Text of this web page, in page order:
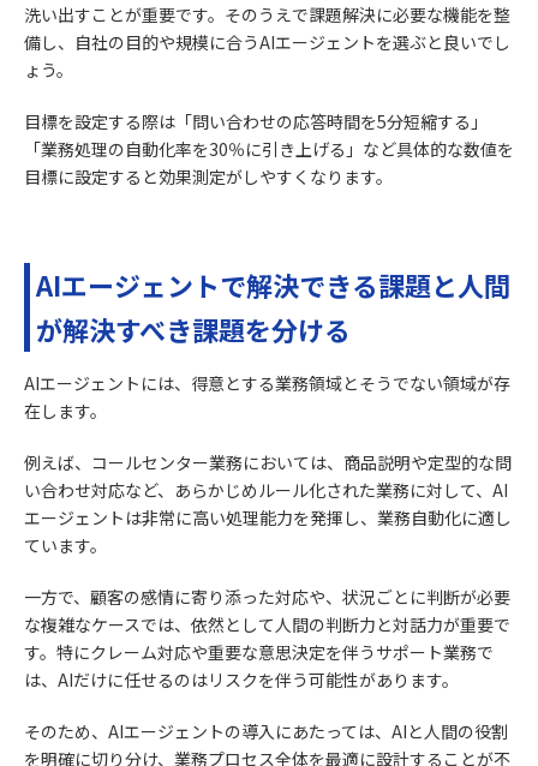
洗い出すことが重要です。そのうえで課題解決に必要な機能を整
備し、自社の目的や規模に合うAIエージェントを選ぶと良いでし
ょう。
目標を設定する際は「問い合わせの応答時間を5分短縮する」
「業務処理の自動化率を30％に引き上げる」など具体的な数値を
目標に設定すると効果測定がしやすくなります。
AIエージェントで解決できる課題と人間
が解決すべき課題を分ける
AIエージェントには、得意とする業務領域とそうでない領域が存
在します。
例えば、コールセンター業務においては、商品説明や定型的な問
い合わせ対応など、あらかじめルール化された業務に対して、AI
エージェントは非常に高い処理能力を発揮し、業務自動化に適し
ています。
一方で、顧客の感情に寄り添った対応や、状況ごとに判断が必要
な複雑なケースでは、依然として人間の判断力と対話力が重要で
す。特にクレーム対応や重要な意思決定を伴うサポート業務で
は、AIだけに任せるのはリスクを伴う可能性があります。
そのため、AIエージェントの導入にあたっては、AIと人間の役割
を明確に切り分け、業務プロセス全体を最適に設計することが不